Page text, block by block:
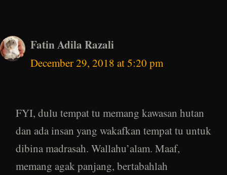
Fatin Adila Razali
December 29, 2018 at 5:20 pm
FYI, dulu tempat tu memang kawasan hutan
dan ada insan yang wakafkan tempat tu untuk
dibina madrasah. Wallahu’alam. Maaf,
memang agak panjang, bertabahlah